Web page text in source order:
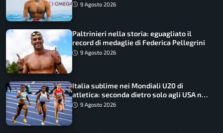
9 Agosto 2026
Paltrinieri nella storia: eguagliato il
record di medaglie di Federica Pellegrini
9 Agosto 2026
Italia sublime nei Mondiali U20 di
atletica: seconda dietro solo agli USA nel
medagliere
9 Agosto 2026